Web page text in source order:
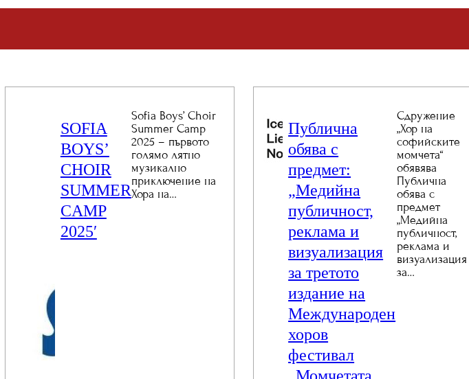
SOFIA
BOYS’
CHOIR
SUMMER
CAMP
2025′
Sofia Boys’ Choir
Summer Camp
2025 – първото
голямо лятно
музикално
приключение на
Хора на…
Публична
обява с
предмет:
„Медийна
публичност,
реклама и
визуализация
за третото
издание на
Международен
хоров
фестивал
Сдружение
„Хор на
софийските
момчета“
обявява
Публична
обява с
предмет
„Медийна
публичност,
реклама и
визуализация
за…